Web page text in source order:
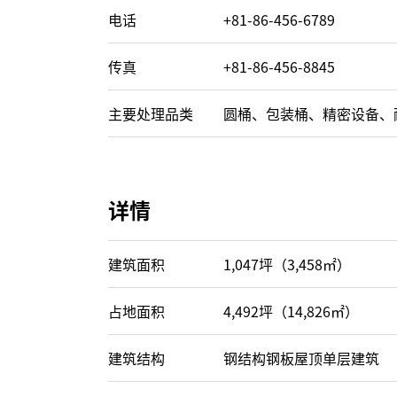
电话 +81-86-456-6789
传真 +81-86-456-8845
主要处理品类 圆桶、包装桶、精密设备
详情
建筑面积 1,047坪（3,458㎡）
占地面积 4,492坪（14,826㎡）
建筑结构 钢结构钢板屋顶单层建筑